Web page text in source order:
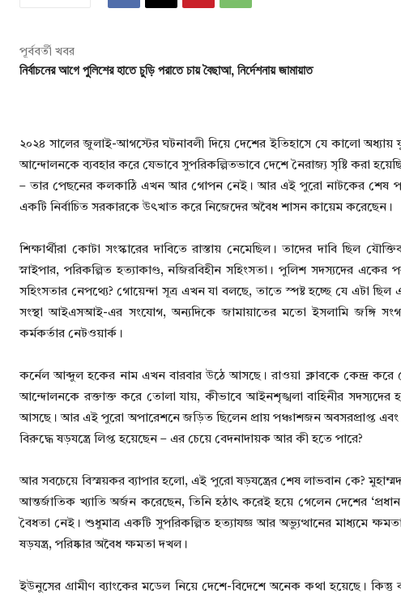
পূর্ববর্তী খবর
নির্বাচনের আগে পুলিশের হাতে চুড়ি পরাতে চায় বৈছাআ, নির্দেশনায় জামায়াত
২০২৪ সালের জুলাই-আগস্টের ঘটনাবলী দিয়ে দেশের ইতিহাসে যে কালো
আন্দোলনকে ব্যবহার করে যেভাবে সুপরিকল্পিতভাবে দেশে নৈরাজ্য সৃষ্টি করা
– তার পেছনের কলকাঠি এখন আর গোপন নেই। আর এই পুরো নাটকের শেষ
একটি নির্বাচিত সরকারকে উৎখাত করে নিজেদের অবৈধ শাসন কায়েম করেছেন।
শিক্ষার্থীরা কোটা সংস্কারের দাবিতে রাস্তায় নেমেছিল। তাদের দাবি ছিল
স্নাইপার, পরিকল্পিত হত্যাকাণ্ড, নজিরবিহীন সহিংসতা। পুলিশ সদস্যদের
সহিংসতার নেপথ্যে? গোয়েন্দা সূত্র এখন যা বলছে, তাতে স্পষ্ট হচ্ছে যে এটা ছিল
সংস্থা আইএসআই-এর সংযোগ, অন্যদিকে জামায়াতের মতো ইসলামি জঙ্গি
কর্মকর্তার নেটওয়ার্ক।
কর্নেল আব্দুল হকের নাম এখন বারবার উঠে আসছে। রাওয়া ক্লাবকে কেন্দ্র করে
আন্দোলনকে রক্তাক্ত করে তোলা যায়, কীভাবে আইনশৃঙ্খলা বাহিনীর সদস্যদের
আসছে। আর এই পুরো অপারেশনে জড়িত ছিলেন প্রায় পঞ্চাশজন অবসরপ্রাপ্ত এবং
বিরুদ্ধে ষড়যন্ত্রে লিপ্ত হয়েছেন – এর চেয়ে বেদনাদায়ক আর কী হতে পারে?
আর সবচেয়ে বিস্ময়কর ব্যাপার হলো, এই পুরো ষড়যন্ত্রের শেষ লাভবান কে?
আন্তর্জাতিক খ্যাতি অর্জন করেছেন, তিনি হঠাৎ করেই হয়ে গেলেন দেশের
বৈধতা নেই। শুধুমাত্র একটি সুপরিকল্পিত হত্যাযজ্ঞ আর অভ্যুত্থানের মাধ্যমে
ষড়যন্ত্র, পরিষ্কার অবৈধ ক্ষমতা দখল।
ইউনুসের গ্রামীণ ব্যাংকের মডেল নিয়ে দেশে-বিদেশে অনেক কথা হয়েছে।